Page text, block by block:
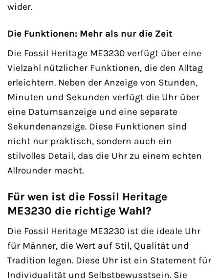
wider.
Die Funktionen: Mehr als nur die Zeit
Die Fossil Heritage ME3230 verfügt über eine
Vielzahl nützlicher Funktionen, die den Alltag
erleichtern. Neben der Anzeige von Stunden,
Minuten und Sekunden verfügt die Uhr über
eine Datumsanzeige und eine separate
Sekundenanzeige. Diese Funktionen sind
nicht nur praktisch, sondern auch ein
stilvolles Detail, das die Uhr zu einem echten
Allrounder macht.
Für wen ist die Fossil Heritage
ME3230 die richtige Wahl?
Die Fossil Heritage ME3230 ist die ideale Uhr
für Männer, die Wert auf Stil, Qualität und
Tradition legen. Diese Uhr ist ein Statement für
Individualität und Selbstbewusstsein. Sie